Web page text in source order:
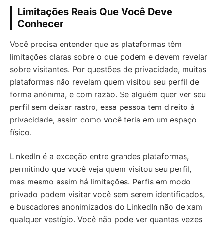
Limitações Reais Que Você Deve
Conhecer
Você precisa entender que as plataformas têm
limitações claras sobre o que podem e devem revelar
sobre visitantes. Por questões de privacidade, muitas
plataformas não revelam quem visitou seu perfil de
forma anônima, e com razão. Se alguém quer ver seu
perfil sem deixar rastro, essa pessoa tem direito à
privacidade, assim como você teria em um espaço
físico.
LinkedIn é a exceção entre grandes plataformas,
permitindo que você veja quem visitou seu perfil,
mas mesmo assim há limitações. Perfis em modo
privado podem visitar você sem serem identificados,
e buscadores anonimizados do LinkedIn não deixam
qualquer vestígio. Você não pode ver quantas vezes